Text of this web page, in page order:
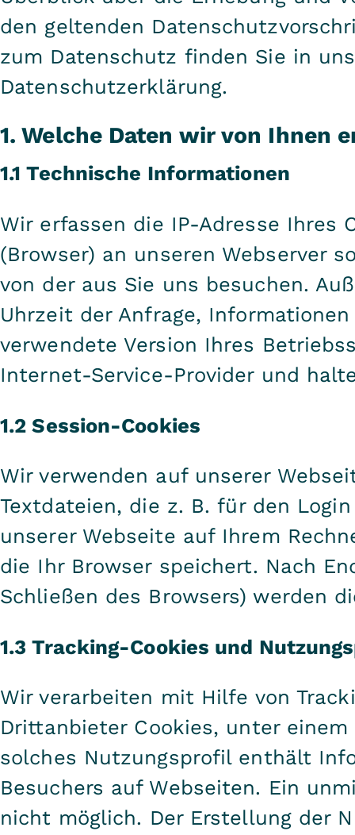
den geltenden
zum Datenschutz finden Sie in
Datenschutzerklärung.
1. Welche Daten wir von Ihnen
1.1 Technische Informationen
Wir erfassen die IP-Adresse Ihres
(Browser) an unseren Webserver
von der aus Sie uns besuchen.
Uhrzeit der Anfrage,
verwendete Version Ihres
Internet-Service-Provider und
1.2 Session-Cookies
Wir verwenden auf unserer
Textdateien, die z. B. für den
unserer Webseite auf Ihrem
die Ihr Browser speichert. Nach
Schließen des Browsers) werden
1.3 Tracking-Cookies und
Wir verarbeiten mit Hilfe von
Drittanbieter Cookies, unter
solches Nutzungsprofil enthält
Besuchers auf Webseiten. Ein
nicht möglich. Der Erstellung der